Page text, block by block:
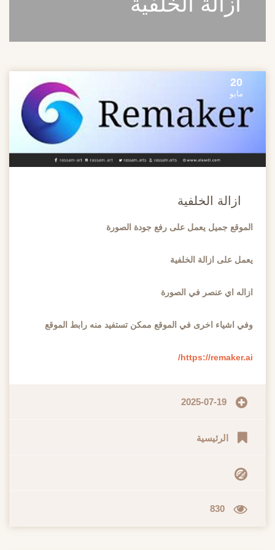
20
مايو
ازالة الخلفية
الموقع جميل يعمل على رفع جودة الصورة
يعمل على ازالة الخلفية
ازاله اي عنصر في الصورة
وفي اشياء اخرى في الموقع ممكن تستفيد منه رابط الموقع
https://remaker.ai/
2025-07-19
الرئيسية
830